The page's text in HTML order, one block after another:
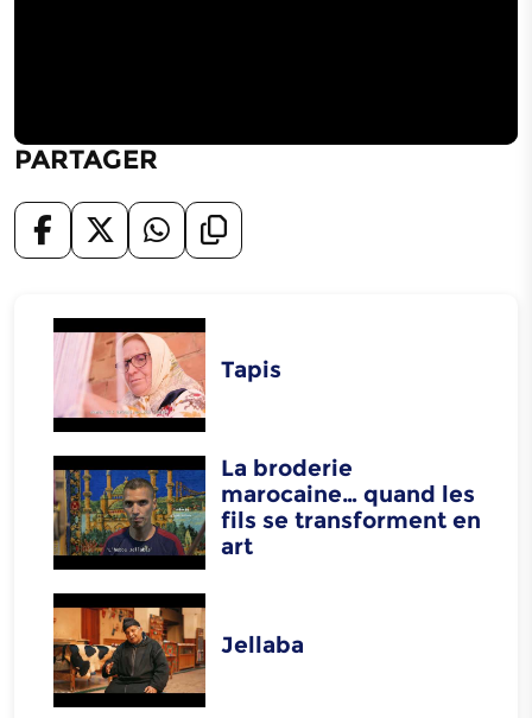
PARTAGER
Tapis
La broderie
marocaine… quand les
fils se transforment en
art
Jellaba